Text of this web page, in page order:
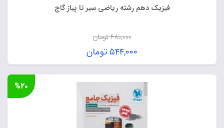
فیزیک دهم رشته ریاضی سیر تا پیاز گاج
۶۸۰,۰۰۰تومان
قیمت
اصلی:
۶۸۰,۰۰۰ تومان
۵۴۴,۰۰۰ تومان
قیمت
فعلی:
۵۴۴,۰۰۰ تومان.
%۲۰